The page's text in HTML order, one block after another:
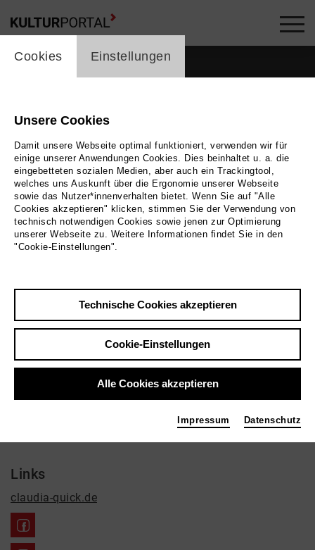
Übersicht
Claudia Quick
Bildende Kunst, Neue Medien, Manager
Links
claudia-quick.de
cookie_layer
Cookies Einstellungen
Unsere Cookies
Damit unsere Webseite optimal funktioniert, verwenden wir für
einige unserer Anwendungen Cookies. Dies beinhaltet u. a. die
eingebetteten sozialen Medien, aber auch ein Trackingtool,
welches uns Auskunft über die Ergonomie unserer Webseite
sowie das Nutzer*innenverhalten bietet. Wenn Sie auf "Alle
Cookies akzeptieren" klicken, stimmen Sie der Verwendung von
technisch notwendigen Cookies sowie jenen zur Optimierung
unserer Webseite zu. Weitere Informationen findet Sie in den
"Cookie-Einstellungen".
Technische Cookies akzeptieren
Cookie-Einstellungen
Alle Cookies akzeptieren
Impressum Datenschutz